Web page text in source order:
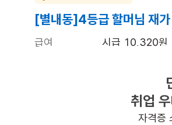
[별내동]4등급 할머님 재가
급여
시급 10,320원
평일 : (근무시
취업
자격증